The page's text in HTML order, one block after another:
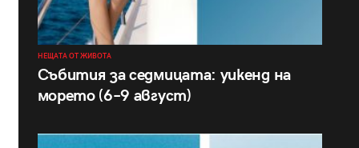
НЕЩАТА ОТ ЖИВОТА
Събития за седмицата: уикенд на
морето (6–9 август)